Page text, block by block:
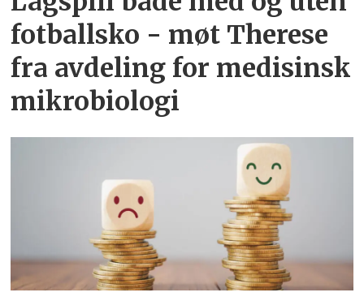
fotballsko - møt Therese
fra avdeling for medisinsk
mikrobiologi